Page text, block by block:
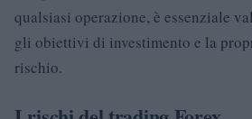
qualsiasi operazione, è essenziale
gli obiettivi di investimento e la
rischio.